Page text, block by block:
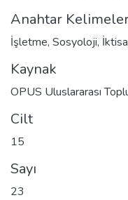
Anahtar
İşletme, Sosyoloji,
Kaynak
OPUS Uluslararası
Cilt
15
Sayı
23